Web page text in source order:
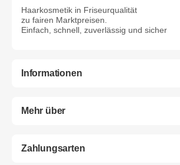
Haarkosmetik in Friseurqualität
zu fairen Marktpreisen.
Einfach, schnell, zuverlässig und sicher
Informationen
Mehr über
Zahlungsarten